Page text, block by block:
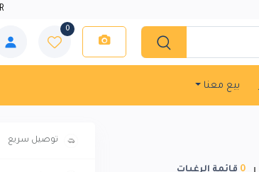
0
بيع معنا
0 قائمة الرغبات
توصيل سريع